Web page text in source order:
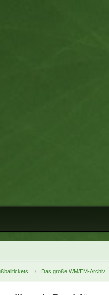
Das große WM/EM-Archiv